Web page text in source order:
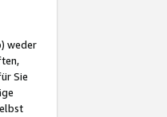
weder
Sie